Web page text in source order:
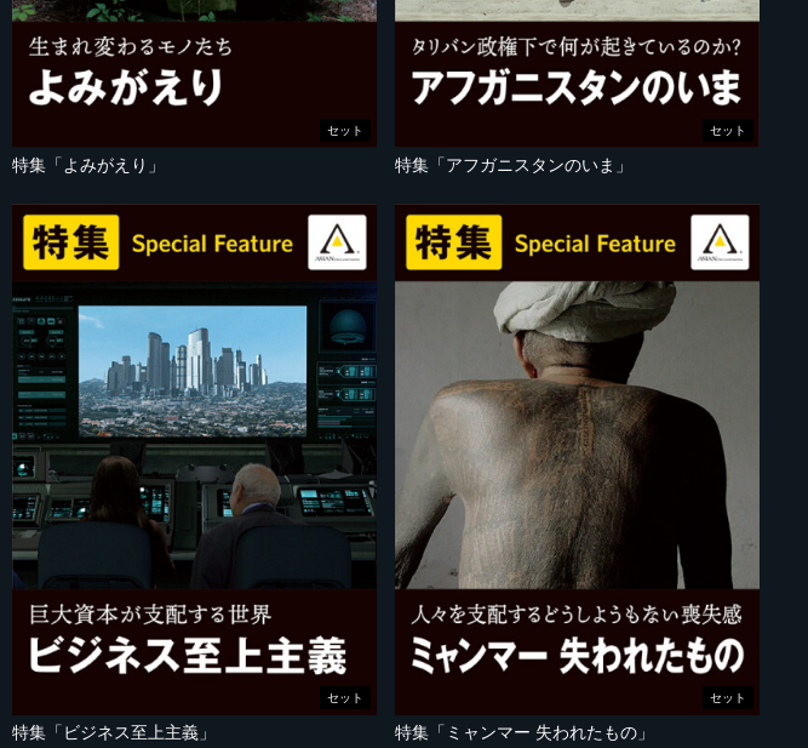
セット
特集「よみがえり」
セット
特集「アフガニスタンのいま」
セット
特集「ビジネス至上主義」
セット
特集「ミャンマー 失われたもの」